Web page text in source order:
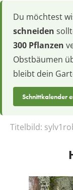
Du möchtest
schneiden
300 Pflanzen
Obstbäumen
bleibt dein
Schnittkalender
Titelbild: